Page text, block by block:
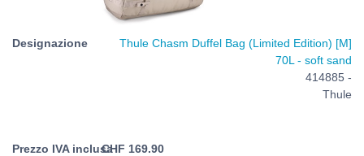
Thule Chasm Duffel Bag (Limited Edition) [M]
70L - soft sand
414885 -
Thule
CHF 169.90